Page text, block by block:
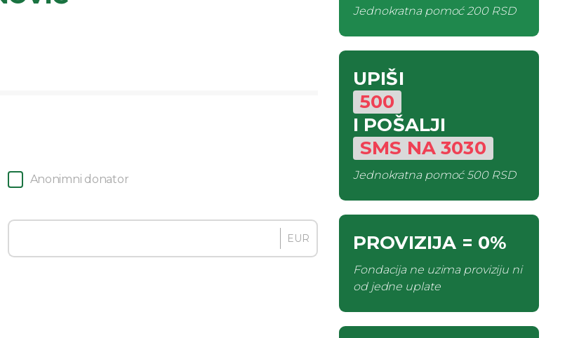
Anonimni donator
EUR
Jednokratna pomoć200 RSD
UPIŠI
500
I POŠALJI
SMS NA3030
Jednokratna pomoć500 RSD
PROVIZIJA = 0%
Fondacija ne uzima proviziju ni
od jedne uplate